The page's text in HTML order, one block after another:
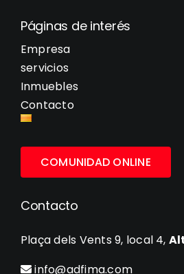
Páginas de interés
Empresa
servicios
Inmuebles
Contacto
COMUNIDAD ONLINE
Contacto
Plaça dels Vents 9, local 4,
info@adfima.com